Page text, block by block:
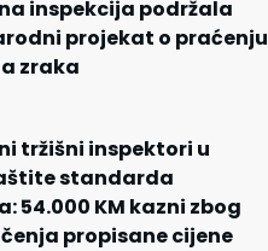
inspekcija podržala
projekat o praćenju
zraka
tržišni inspektori u
standarda
54.000 KM kazni zbog
propisane cijene